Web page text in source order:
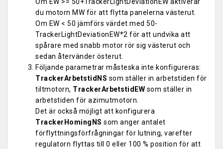
Om EW >= 50+TrackerLightDeviationEW aktiverar
du motorn MW för att flytta panelerna västerut.
Om EW < 50 jämförs värdet med 50-
TrackerLightDeviationEW*2 för att undvika att
spårare med snabb motor rör sig västerut och
sedan återvänder österut.
Följande parametrar måsteska inte konfigureras:
TrackerArbetstidNS som ställer in arbetstiden för
tiltmotorn, TrackerArbetstidEW som ställer in
arbetstiden för azimutmotorn.
Det är också möjligt att konfigurera
TrackerHomingNS som anger antalet
förflyttningsförfrågningar för lutning, varefter
regulatorn flyttas till 0 eller 100 % position för att